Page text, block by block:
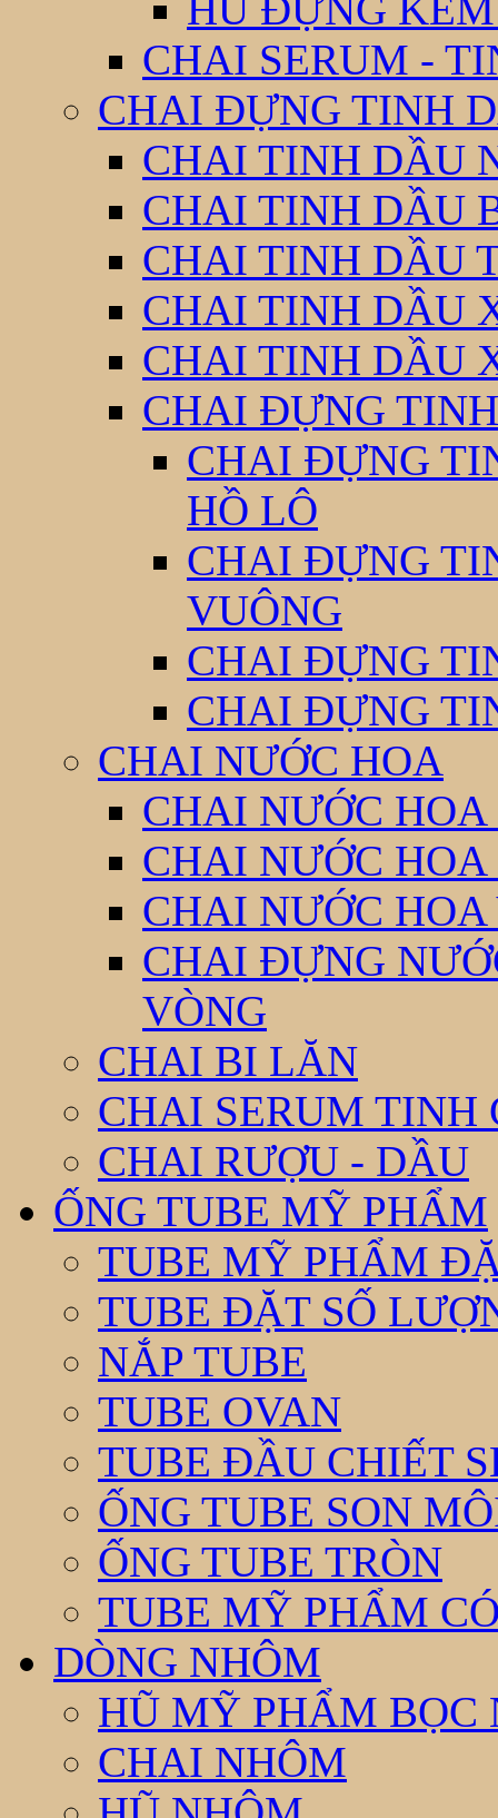
CHAI SERUM -
CHAI ĐỰNG TINH
CHAI TINH DẦU
CHAI TINH DẦU
CHAI TINH DẦU
CHAI TINH DẦU
CHAI TINH DẦU
CHAI ĐỰNG
CHAI ĐỰNG
HỒ LÔ
CHAI ĐỰNG
VUÔNG
CHAI ĐỰNG
CHAI ĐỰNG
CHAI NƯỚC HOA
CHAI NƯỚC
CHAI NƯỚC HOA
CHAI NƯỚC
CHAI ĐỰNG
VÒNG
CHAI BI LĂN
CHAI SERUM TINH
CHAI RƯỢU - DẦU
ỐNG TUBE MỸ PHẨM
TUBE MỸ PHẨM
TUBE ĐẶT SỐ
NẮP TUBE
TUBE OVAN
TUBE ĐẦU CHIẾT
ỐNG TUBE SON
ỐNG TUBE TRÒN
TUBE MỸ PHẨM
DÒNG NHÔM
HŨ MỸ PHẨM BỌC
CHAI NHÔM